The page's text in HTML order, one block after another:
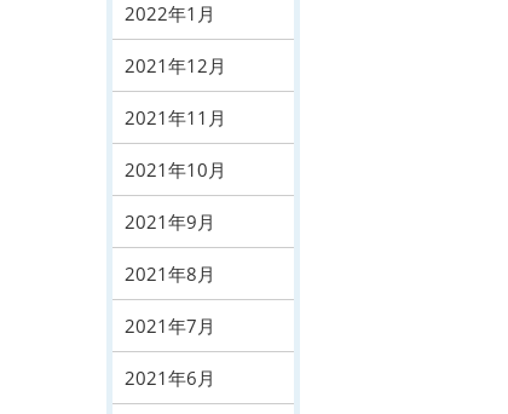
2022年1月
2021年12月
2021年11月
2021年10月
2021年9月
2021年8月
2021年7月
2021年6月